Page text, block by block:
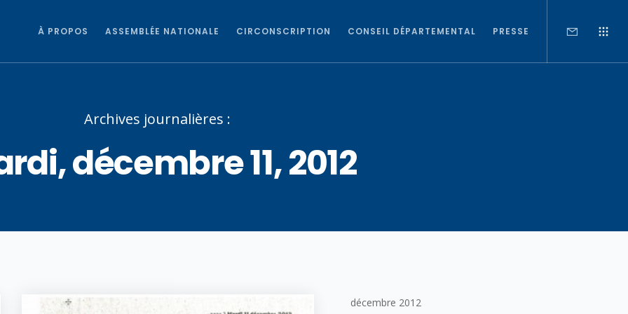
À PROPOS ASSEMBLÉE NATIONALE CIRCONSCRIPTION CONSEIL DÉPARTEMENTAL PRESSE
Archives journalières :
décembre 11, 2012
décembre 2012